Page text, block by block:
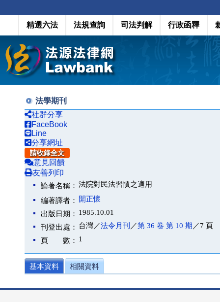
精選六法 法規查詢 司法判解 行政函釋
法學期刊
社群分享
FaceBook
Line
分享網址
請收錄全文
意見回饋
友善列印
論著名稱： 法院對民法習慣之適用
編著譯者：
開正懷
出版日期： 1985.10.01
刊登出處： 台灣／法令月刊 ／第 36 卷 第 10 期 ／7 頁
頁 數： 1
基本資料 相關資料